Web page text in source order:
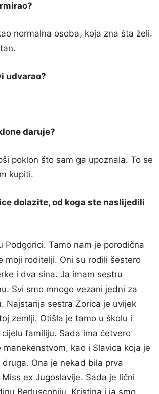
normalna osoba, koja zna šta želi.
udvarao?
daruje?
poklon što sam ga upoznala. To se
kupiti.
dolazite, od koga ste naslijedili
Podgorici. Tamo nam je porodična
moji roditelji. Oni su rodili šestero
i dva sina. Ja imam sestru
Svi smo mnogo vezani jedni za
Najstarija sestra Zorica je uvijek
zemlji. Otišla je tamo u školu i
familiju. Sada ima četvero
manekenstvom, kao i Slavica koja je
Ona je nekad bila prva
ex Jugoslavije. Sada je lični
Berlusconiju. Kristina i ja smo,